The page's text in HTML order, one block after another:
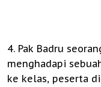
4. Pak Badru
menghadapi
ke kelas, peserta